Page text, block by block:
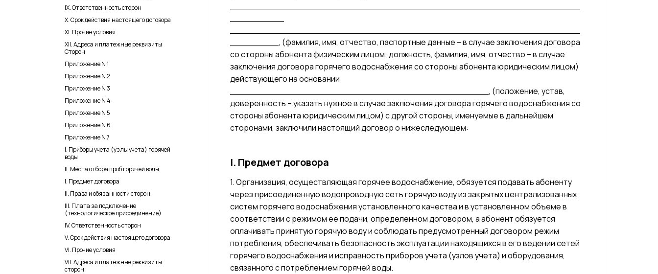
IX. Ответственность сторон
X. Срок действия настоящего договора
XI. Прочие условия
XII. Адреса и платежные реквизиты
Сторон
Приложение N 1
Приложение N 2
Приложение N 3
Приложение N 4
Приложение N 5
Приложение N 6
Приложение N 7
I. Приборы учета (узлы учета) горячей
воды
II. Места отбора проб горячей воды
I. Предмет договора
II. Права и обязанности сторон
III. Плата за подключение
(технологическое присоединение)
IV. Ответственность сторон
V. Срок действия настоящего договора
VI. Прочие условия
VII. Адреса и платежные реквизиты
сторон
_________, (фамилия, имя, отчество, паспортные данные – в случае заключения договора
со стороны абонента физическим лицом; должность, фамилия, имя, отчество – в случае
заключения договора горячего водоснабжения со стороны абонента юридическим лицом)
действующего на основании
________________________________________________, (положение, устав,
доверенность – указать нужное в случае заключения договора горячего водоснабжения со
стороны абонента юридическим лицом) с другой стороны, именуемые в дальнейшем
сторонами, заключили настоящий договор о нижеследующем:
I. Предмет договора
1. Организация, осуществляющая горячее водоснабжение, обязуется подавать абоненту
через присоединенную водопроводную сеть горячую воду из закрытых централизованных
систем горячего водоснабжения установленного качества и в установленном объеме в
соответствии с режимом ее подачи, определенном договором, а абонент обязуется
оплачивать принятую горячую воду и соблюдать предусмотренный договором режим
потребления, обеспечивать безопасность эксплуатации находящихся в его ведении сетей
горячего водоснабжения и исправность приборов учета (узлов учета) и оборудования,
связанного с потреблением горячей воды.